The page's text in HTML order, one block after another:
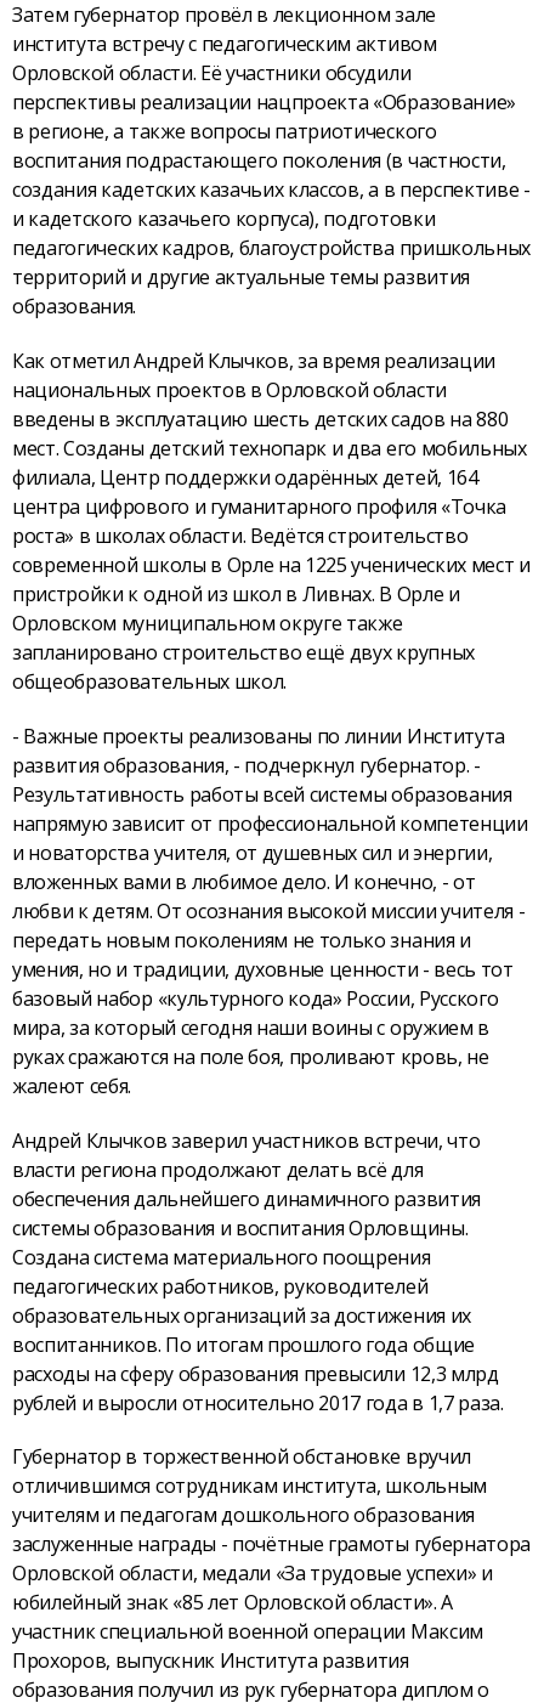
Затем губернатор провёл в лекционном зале
института встречу с педагогическим активом
Орловской области. Её участники обсудили
перспективы реализации нацпроекта «Образование»
в регионе, а также вопросы патриотического
воспитания подрастающего поколения (в частности,
создания кадетских казачьих классов, а в перспективе -
и кадетского казачьего корпуса), подготовки
педагогических кадров, благоустройства пришкольных
территорий и другие актуальные темы развития
образования.
Как отметил Андрей Клычков, за время реализации
национальных проектов в Орловской области
введены в эксплуатацию шесть детских садов на 880
мест. Созданы детский технопарк и два его мобильных
филиала, Центр поддержки одарённых детей, 164
центра цифрового и гуманитарного профиля «Точка
роста» в школах области. Ведётся строительство
современной школы в Орле на 1225 ученических мест и
пристройки к одной из школ в Ливнах. В Орле и
Орловском муниципальном округе также
запланировано строительство ещё двух крупных
общеобразовательных школ.
- Важные проекты реализованы по линии Института
развития образования, - подчеркнул губернатор. -
Результативность работы всей системы образования
напрямую зависит от профессиональной компетенции
и новаторства учителя, от душевных сил и энергии,
вложенных вами в любимое дело. И конечно, - от
любви к детям. От осознания высокой миссии учителя -
передать новым поколениям не только знания и
умения, но и традиции, духовные ценности - весь тот
базовый набор «культурного кода» России, Русского
мира, за который сегодня наши воины с оружием в
руках сражаются на поле боя, проливают кровь, не
жалеют себя.
Андрей Клычков заверил участников встречи, что
власти региона продолжают делать всё для
обеспечения дальнейшего динамичного развития
системы образования и воспитания Орловщины.
Создана система материального поощрения
педагогических работников, руководителей
образовательных организаций за достижения их
воспитанников. По итогам прошлого года общие
расходы на сферу образования превысили 12,3 млрд
рублей и выросли относительно 2017 года в 1,7 раза.
Губернатор в торжественной обстановке вручил
отличившимся сотрудникам института, школьным
учителям и педагогам дошкольного образования
заслуженные награды - почётные грамоты губернатора
Орловской области, медали «За трудовые успехи» и
юбилейный знак «85 лет Орловской области». А
участник специальной военной операции Максим
Прохоров, выпускник Института развития
образования получил из рук губернатора диплом о